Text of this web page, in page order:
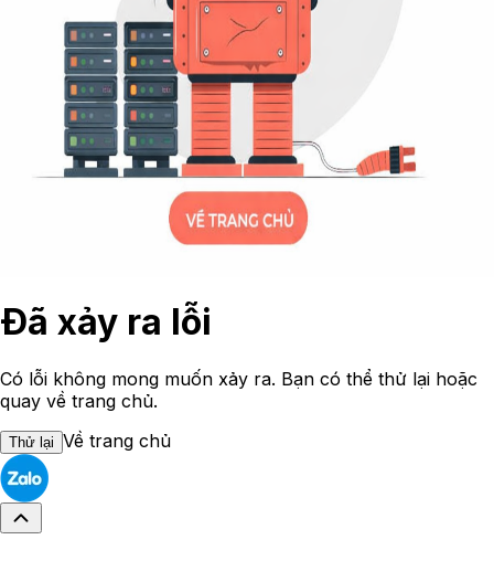
Đã xảy ra lỗi
Có lỗi không mong muốn xảy ra. Bạn có thể thử lại hoặc
quay về trang chủ.
Thử lại Về trang chủ